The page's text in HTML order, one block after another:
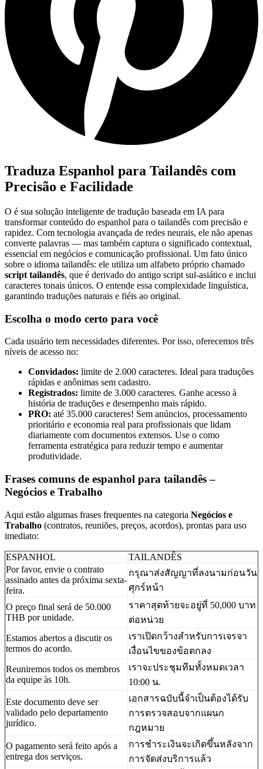
Traduza Espanhol para Tailandês com
Precisão e Facilidade
O é sua solução inteligente de tradução baseada em IA para
transformar conteúdo do espanhol para o tailandês com precisão e
rapidez. Com tecnologia avançada de redes neurais, ele não apenas
converte palavras — mas também captura o significado contextual,
essencial em negócios e comunicação profissional. Um fato único
sobre o idioma tailandês: ele utiliza um alfabeto próprio chamado
script tailandês, que é derivado do antigo script sul-asiático e inclui
caracteres tonais únicos. O entende essa complexidade linguística,
garantindo traduções naturais e fiéis ao original.
Escolha o modo certo para você
Cada usuário tem necessidades diferentes. Por isso, oferecemos três
níveis de acesso no:
Convidados: limite de 2.000 caracteres. Ideal para traduções
rápidas e anônimas sem cadastro.
Registrados: limite de 3.000 caracteres. Ganhe acesso à
história de traduções e desempenho mais rápido.
PRO: até 35.000 caracteres! Sem anúncios, processamento
prioritário e economia real para profissionais que lidam
diariamente com documentos extensos. Use o como
ferramenta estratégica para reduzir tempo e aumentar
produtividade.
Frases comuns de espanhol para tailandês –
Negócios e Trabalho
Aqui estão algumas frases frequentes na categoria Negócios e
Trabalho (contratos, reuniões, preços, acordos), prontas para uso
imediato:
ESPANHOL
TAILANDÊS
Por favor, envie o contrato
assinado antes da próxima sexta-
feira.
กรุณาส่งสัญญาที่ลงนามก่อนวัน
ศุกร์หน้า
O preço final será de 50.000
THB por unidade.
ราคาสุดท้ายจะอยู่ที่ 50,000 บาท
ต่อหน่วย
Estamos abertos a discutir os
termos do acordo.
เราเปิดกว้างสำหรับการเจรจา
เงื่อนไขของข้อตกลง
Reuniremos todos os membros
da equipe às 10h.
เราจะประชุมทีมทั้งหมดเวลา
10:00 น.
Este documento deve ser
validado pelo departamento
jurídico.
เอกสารฉบับนี้จำเป็นต้องได้รับ
การตรวจสอบจากแผนก
กฎหมาย
O pagamento será feito após a
entrega dos serviços.
การชำระเงินจะเกิดขึ้นหลังจาก
การจัดส่งบริการแล้ว